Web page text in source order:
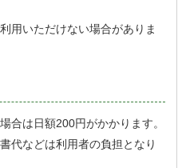
用いただけない場合がありま
合は日額200円がかかります。
代などは利用者の負担となり